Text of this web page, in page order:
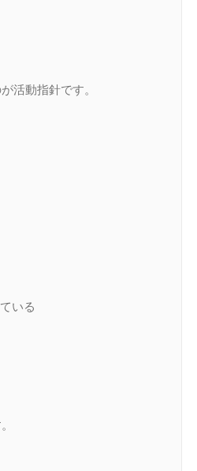
活動指針です。
いる